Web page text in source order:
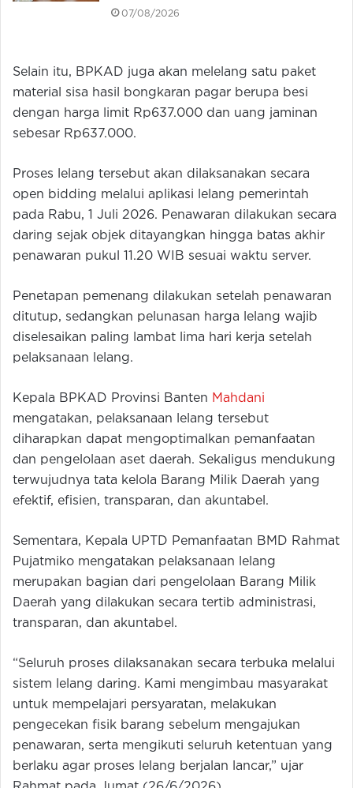
07/08/2026
Selain itu, BPKAD juga akan melelang satu paket
material sisa hasil bongkaran pagar berupa besi
dengan harga limit Rp637.000 dan uang jaminan
sebesar Rp637.000.
Proses lelang tersebut akan dilaksanakan secara
open bidding melalui aplikasi lelang pemerintah
pada Rabu, 1 Juli 2026. Penawaran dilakukan secara
daring sejak objek ditayangkan hingga batas akhir
penawaran pukul 11.20 WIB sesuai waktu server.
Penetapan pemenang dilakukan setelah penawaran
ditutup, sedangkan pelunasan harga lelang wajib
diselesaikan paling lambat lima hari kerja setelah
pelaksanaan lelang.
Kepala BPKAD Provinsi Banten Mahdani
mengatakan, pelaksanaan lelang tersebut
diharapkan dapat mengoptimalkan pemanfaatan
dan pengelolaan aset daerah. Sekaligus mendukung
terwujudnya tata kelola Barang Milik Daerah yang
efektif, efisien, transparan, dan akuntabel.
Sementara, Kepala UPTD Pemanfaatan BMD Rahmat
Pujatmiko mengatakan pelaksanaan lelang
merupakan bagian dari pengelolaan Barang Milik
Daerah yang dilakukan secara tertib administrasi,
transparan, dan akuntabel.
“Seluruh proses dilaksanakan secara terbuka melalui
sistem lelang daring. Kami mengimbau masyarakat
untuk mempelajari persyaratan, melakukan
pengecekan fisik barang sebelum mengajukan
penawaran, serta mengikuti seluruh ketentuan yang
berlaku agar proses lelang berjalan lancar,” ujar